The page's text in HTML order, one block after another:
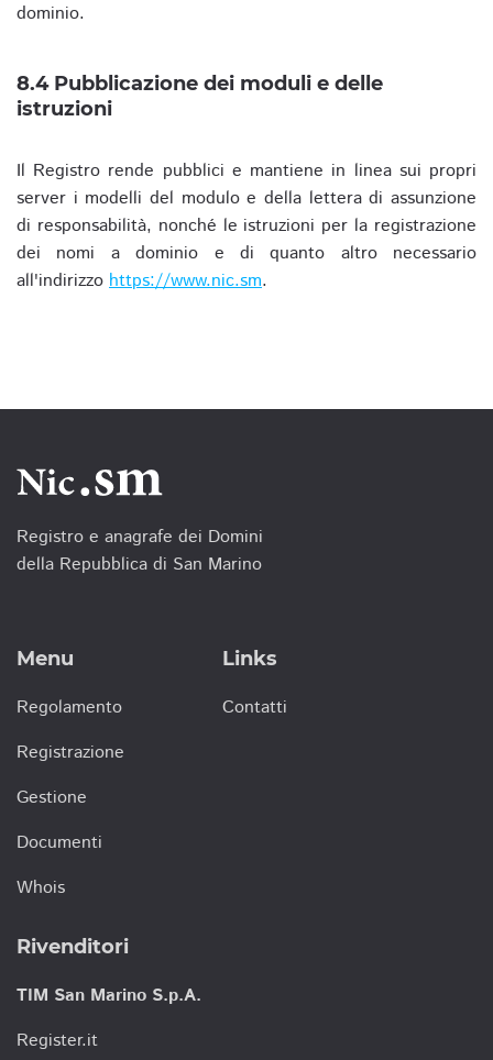
dominio.
8.4 Pubblicazione dei moduli e delle
istruzioni
Il Registro rende pubblici e mantiene in linea sui propri
server i modelli del modulo e della lettera di assunzione
di responsabilità, nonché le istruzioni per la registrazione
dei nomi a dominio e di quanto altro necessario
all'indirizzo https://www.nic.sm.
Registro e anagrafe dei Domini
della Repubblica di San Marino
Menu
Regolamento
Registrazione
Gestione
Documenti
Whois
Links
Contatti
Rivenditori
TIM San Marino S.p.A.
Register.it